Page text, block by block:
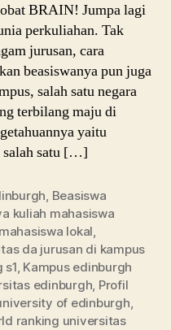
BRAIN! Jumpa lagi
perkuliahan. Tak
jurusan, cara
beasiswanya pun juga
salah satu negara
terbilang maju di
yaitu
salah satu […]
, Beasiswa
kuliah mahasiswa
lokal,
da jurusan di kampus
s1, Kampus edinburgh
edinburgh, Profil
of edinburgh,
ranking universitas